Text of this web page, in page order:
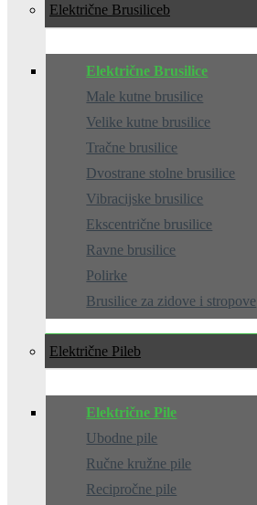
Električne Brusilice
Električne Brusilice
Male kutne brusilice
Velike kutne brusilice
Tračne brusilice
Dvostrane stolne brusilice
Vibracijske brusilice
Ekscentrične brusilice
Ravne brusilice
Polirke
Brusilice za zidove i stropove
Električne Pile
Električne Pile
Ubodne pile
Ručne kružne pile
Recipročne pile